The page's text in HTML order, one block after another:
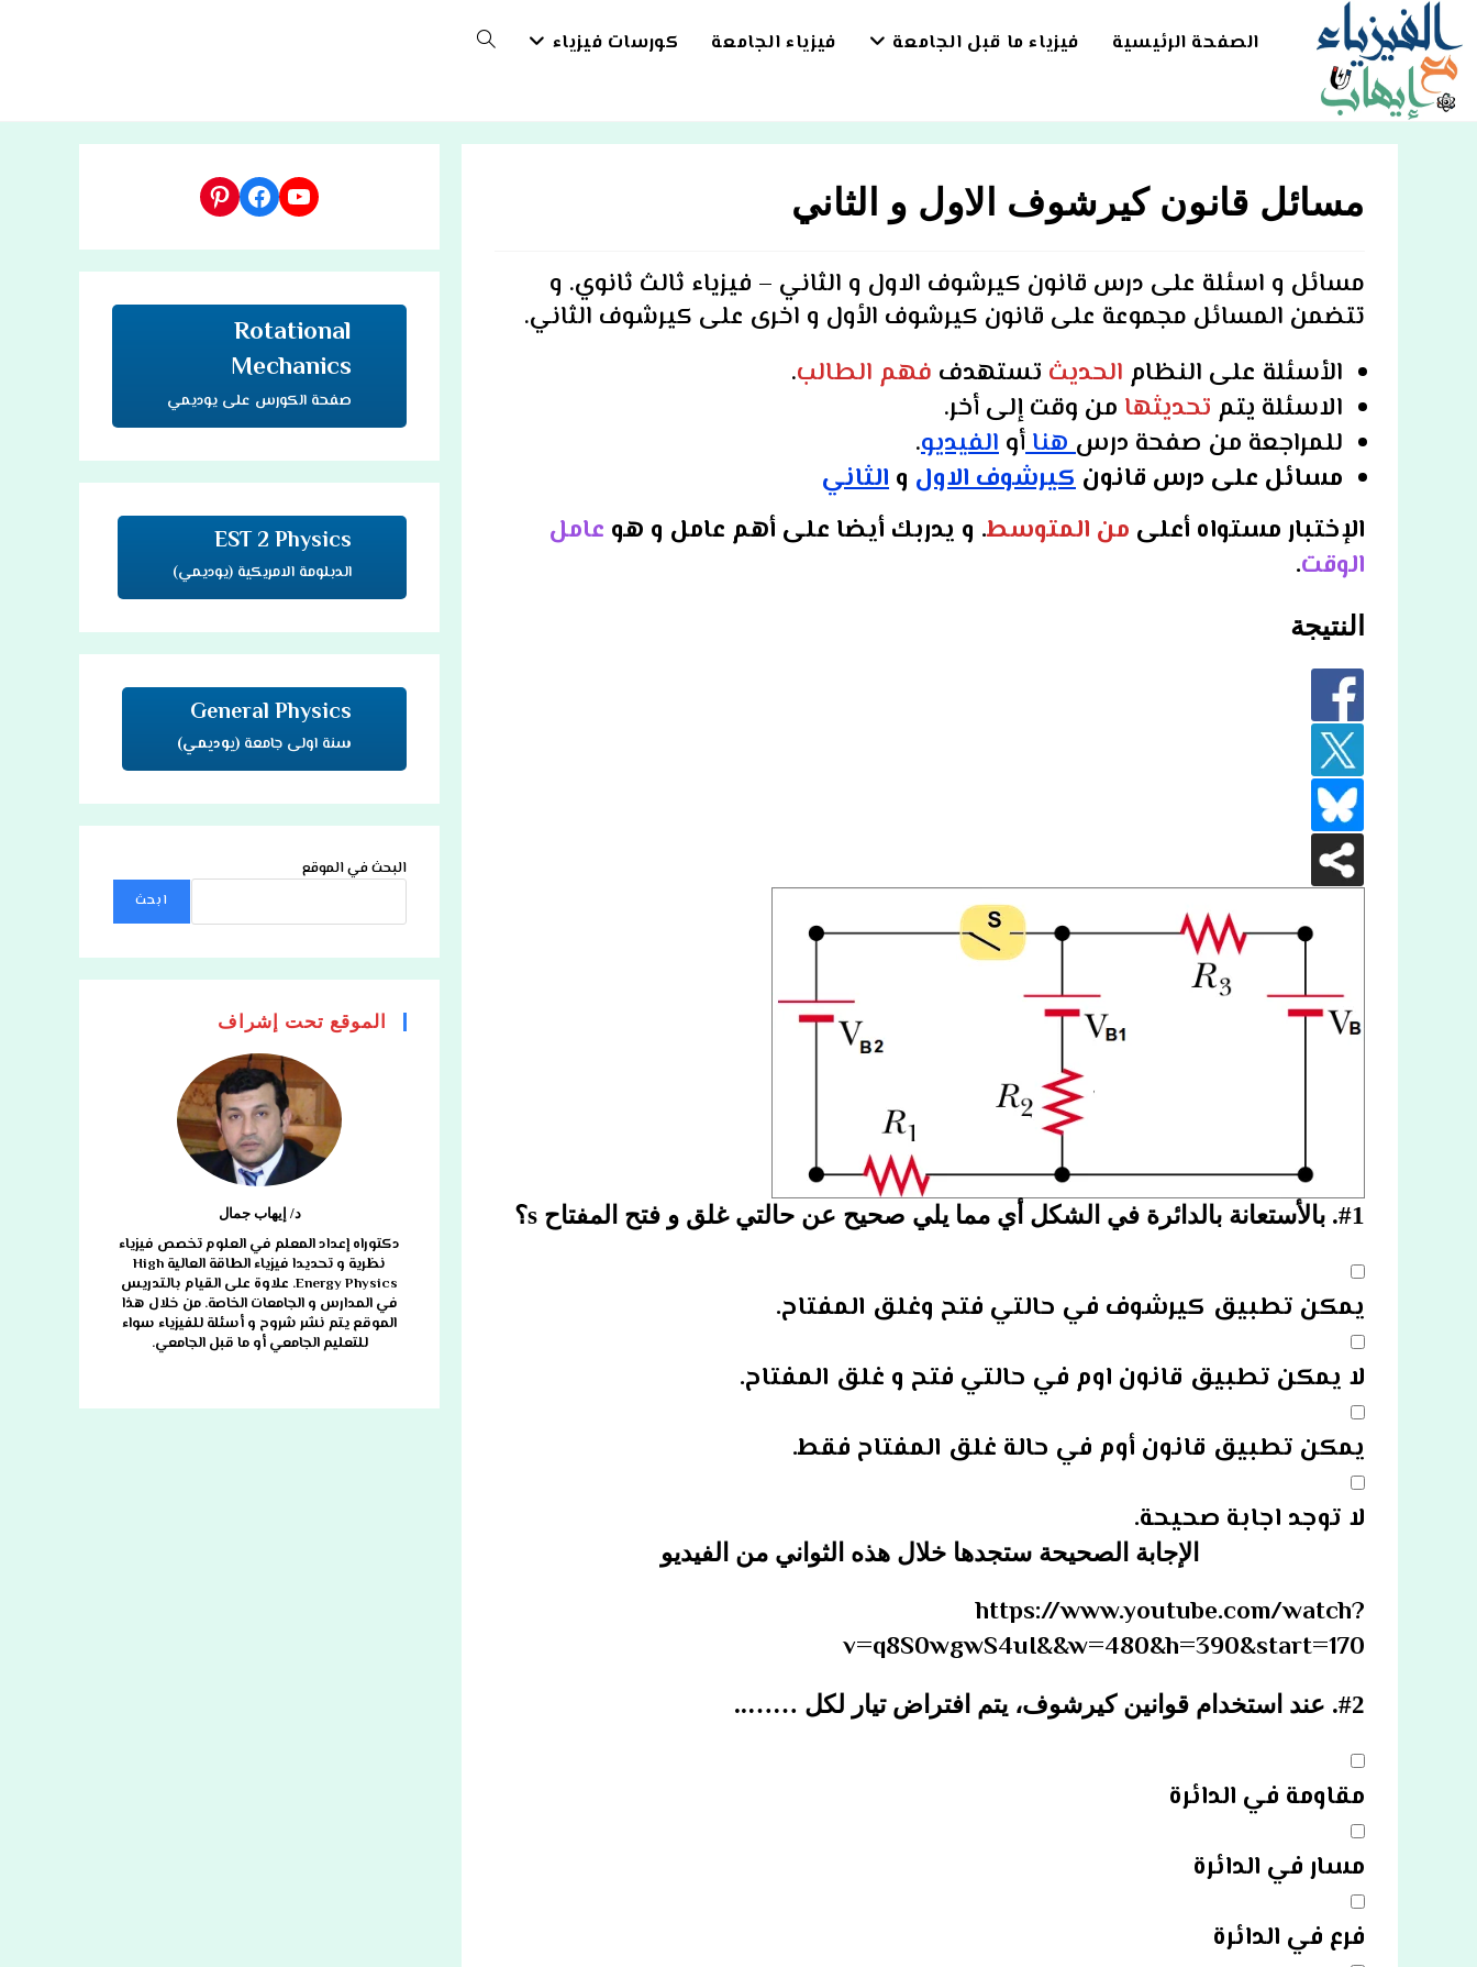
content
الصفحة الرئيسية فيزياء ما قبل الجامعة فيزياء الجامعة كورسات فيزياء TOGGLE
WEBSITE
مسائل قانون كيرشوف الاول و الثاني
مسائل و اسئلة على درس قانون كيرشوف الاول و الثاني – فيزياء ثالث ثانوي. و
تتضمن المسائل مجموعة على قانون كيرشوف الأول و اخرى على كيرشوف الثاني.
الأسئلة على النظام الحديث تستهدف فهم الطالب.
الاسئلة يتم تحديثها من وقت إلى أخر.
للمراجعة من صفحة درسهناأوالفيديو.
مسائل على درس قانونكيرشوف الاول والثاني
الإختبار مستواه أعلى من المتوسط. و يدربك أيضا على أهم عامل و هو عامل
الوقت.
النتيجة
#1. بالأستعانة بالدائرة في الشكل أي مما يلي صحيح عن حالتي غلق و فتح المفتاح s؟
يمكن تطبيق كيرشوف في حالتي فتح وغلق المفتاح.
لا يمكن تطبيق قانون اوم في حالتي فتح و غلق المفتاح.
يمكن تطبيق قانون أوم في حالة غلق المفتاح فقط.
لا توجد اجابة صحيحة.
الإجابة الصحيحة ستجدها خلال هذه الثواني من الفيديو
https://www.youtube.com/watch?
v=q8S0wgwS4uI&&w=480&h=390&start=170
#2. عند استخدام قوانين كيرشوف، يتم افتراض تيار لكل ……..
مقاومة في الدائرة
مسار في الدائرة
فرع في الدائرة
يوتيوب فيسبوكبينتريست
Rotational
Mechanics
صفحة الكورس على يوديمي
EST 2 Physics
الدبلومة الامريكية (يوديمي)
General Physics
سنة اولى جامعة (يوديمي)
البحث في الموقع
ابحث
الموقع تحت إشراف
د/ إيهاب جمال
دكتوراه إعداد المعلم في العلوم تخصص فيزياء
نظرية و تحديدا فيزياء الطاقة العالية High
Energy Physics. علاوة على القيام بالتدريس
في المدارس و الجامعات الخاصة. من خلال هذا
الموقع يتم نشر شروح و أسئلة للفيزياء سواء
للتعليم الجامعي أو ما قبل الجامعي.